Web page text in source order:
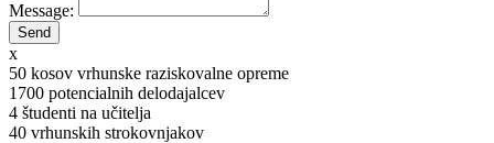
Message:
x
50 kosov vrhunske raziskovalne opreme
1700 potencialnih delodajalcev
4 študenti na učitelja
40 vrhunskih strokovnjakov